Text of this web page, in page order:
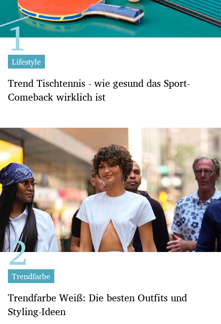
Lifestyle
Trend Tischtennis - wie gesund das Sport-
Comeback wirklich ist
Trendfarbe
Trendfarbe Weiß: Die besten Outfits und
Styling-Ideen